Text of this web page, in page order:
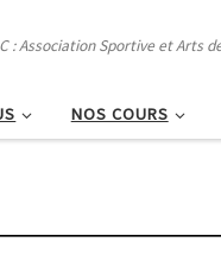
: Association Sportive et Arts
NOS COURS